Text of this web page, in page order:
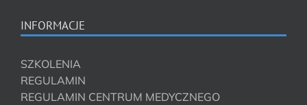
INFORMACJE
SZKOLENIA
REGULAMIN
REGULAMIN CENTRUM MEDYCZNEGO